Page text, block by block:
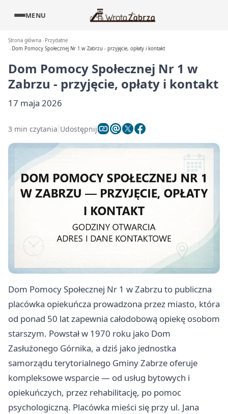
MENU
Strona główna
Przydatne
Dom Pomocy Społecznej Nr 1 w Zabrzu - przyjęcie, opłaty i kontakt
Dom Pomocy Społecznej Nr 1 w
Zabrzu - przyjęcie, opłaty i kontakt
17 maja 2026
3 min czytania Udostępnij
Dom Pomocy Społecznej Nr 1 w Zabrzu to publiczna
placówka opiekuńcza prowadzona przez miasto, która
od ponad 50 lat zapewnia całodobową opiekę osobom
starszym. Powstał w 1970 roku jako Dom
Zasłużonego Górnika, a dziś jako jednostka
samorządu terytorialnego Gminy Zabrze oferuje
kompleksowe wsparcie — od usług bytowych i
opiekuńczych, przez rehabilitację, po pomoc
psychologiczną. Placówka mieści się przy ul. Jana